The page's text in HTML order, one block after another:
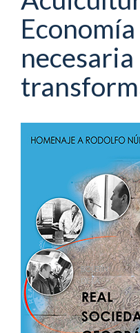
principal
Barra
lateral
necesaria
Barra
artículo